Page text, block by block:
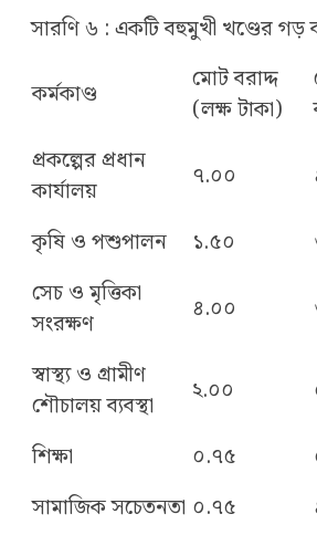
সারণি ৬ : একটি বহুমুখী খণ্ডের গড়
কর্মকাণ্ড
মোট বরাদ্দ
(লক্ষ টাকা)
প্রকল্পের প্রধান
কার্যালয়
৭.০০
কৃষি ও পশুপালন
১.৫০
সেচ ও মৃত্তিকা
সংরক্ষণ
৪.০০
স্বাস্থ্য ও গ্রামীণ
শৌচালয় ব্যবস্থা
২.০০
শিক্ষা
০.৭৫
সামাজিক সচেতনতা ০.৭৫